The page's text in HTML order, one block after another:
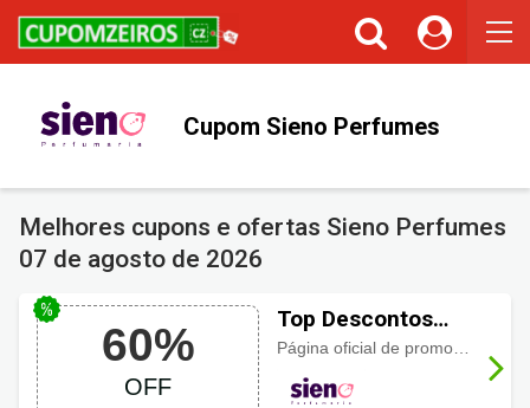
Cupons ou Cashback
Você gostaria de ser avisado sempre que tivermos cupons ou
Não permitir Permitir
Cupom Sieno Perfumes
Melhores cupons e ofertas Sieno Perfumes
07 de agosto de 2026
60%
OFF
Top Descontos
Sieno Perfumes
até 60%
Página oficial de promoções do site da Sieno Perfumaria, categoria com até 60% de desconto. Aproveite!